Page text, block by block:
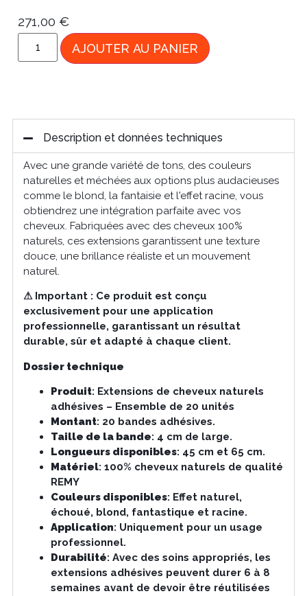
271,00 €
AJOUTER AU PANIER
Description et données techniques
Avec une grande variété de tons, des couleurs
naturelles et méchées aux options plus audacieuses
comme le blond, la fantaisie et l'effet racine, vous
obtiendrez une intégration parfaite avec vos
cheveux. Fabriquées avec des cheveux 100%
naturels, ces extensions garantissent une texture
douce, une brillance réaliste et un mouvement
naturel.
⚠ Important : Ce produit est conçu
exclusivement pour une application
professionnelle, garantissant un résultat
durable, sûr et adapté à chaque client.
Dossier technique
Produit: Extensions de cheveux naturels
adhésives – Ensemble de 20 unités
Montant: 20 bandes adhésives.
Taille de la bande: 4 cm de large.
Longueurs disponibles: 45 cm et 65 cm.
Matériel: 100% cheveux naturels de qualité
REMY
Couleurs disponibles: Effet naturel,
échoué, blond, fantastique et racine.
Application: Uniquement pour un usage
professionnel.
Durabilité: Avec des soins appropriés, les
extensions adhésives peuvent durer 6 à 8
semaines avant de devoir être réutilisées